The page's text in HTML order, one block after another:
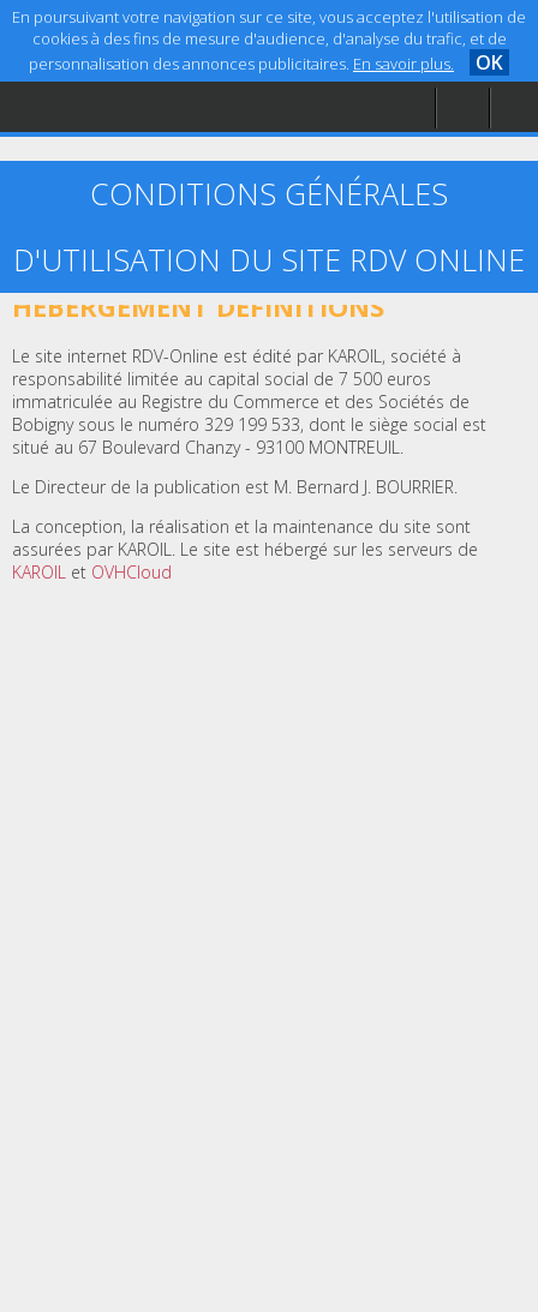
En poursuivant votre navigation sur ce site, vous acceptez l'utilisation de
cookies à des fins de mesure d'audience, d'analyse du trafic, et de
personnalisation des annonces publicitaires. En savoir plus. OK
Accueil
Aide
CONDITIONS GÉNÉRALES
D'UTILISATION DU SITE RDV ONLINE
ARTICLE 1 – ÉDITEUR, CRÉATION ET
HÉBERGEMENT DÉFINITIONS
Le site internet RDV-Online est édité par KAROIL, société à
responsabilité limitée au capital social de 7 500 euros
immatriculée au Registre du Commerce et des Sociétés de
Bobigny sous le numéro 329 199 533, dont le siège social est
situé au 67 Boulevard Chanzy - 93100 MONTREUIL.
Le Directeur de la publication est M. Bernard J. BOURRIER.
La conception, la réalisation et la maintenance du site sont
assurées par KAROIL. Le site est hébergé sur les serveurs de
KAROIL et OVHCloud